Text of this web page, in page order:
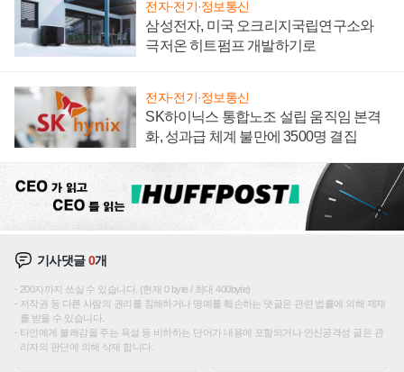
전자·전기·정보통신
삼성전자, 미국 오크리지국립연구소와
극저온 히트펌프 개발하기로
전자·전기·정보통신
SK하이닉스 통합노조 설립 움직임 본격
화, 성과급 체계 불만에 3500명 결집
기사댓글0개
200자까지 쓰실 수 있습니다. (현재 0 byte / 최대 400byte)
저작권 등 다른 사람의 권리를 침해하거나 명예를 훼손하는 댓글은 관련 법률에 의해 제재
를 받을 수 있습니다.
타인에게 불쾌감을 주는 욕설 등 비하하는 단어가 내용에 포함되거나 인신공격성 글은 관
리자의 판단에 의해 삭제 합니다.